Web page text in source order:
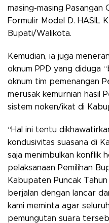
masing-masing Pasangan
Formulir Model D. HASIL
Bupati/Walikota.
Kemudian, ia juga
oknum PPD yang diduga
oknum tim pemenangan
merusak kemurnian hasil
sistem noken/ikat di
“Hal ini tentu
kondusivitas suasana di
saja menimbulkan konflik
pelaksanaan Pemilihan
Kabupaten Puncak
berjalan dengan lancar
kami meminta agar
pemungutan suara